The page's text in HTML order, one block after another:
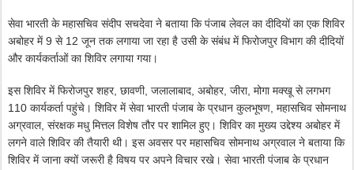
सेवा भारती के महासचिव संदीप सचदेवा ने बताया कि पंजाब लेवल का दीदियों का एक शिविर
अबोहर में 9 से 12 जून तक लगाया जा रहा है उसी के संबंध में फिरोजपुर विभाग की दीदियों
और कार्यकर्ताओं का शिविर लगाया गया।
इस शिविर में फिरोजपुर शहर, छावणी, जलालाबाद, अबोहर, जीरा, मोगा मक्खू से लगभग
110 कार्यकर्ता पहुंचे। शिविर में सेवा भारती पंजाब के प्रधान कुलभूषण, महासचिव सोमनाथ
अग्रवाल, संरक्षक मधु मित्तल विशेष तौर पर शामिल हुए। शिविर का मुख्य उद्देश्य अबोहर में
लगने वाले शिविर की तैयारी थी। इस अवसर पर महासचिव सोमनाथ अग्रवाल ने बताया कि
शिविर में जाना क्यों जरूरी है विषय पर अपने विचार रखे। सेवा भारती पंजाब के प्रधान